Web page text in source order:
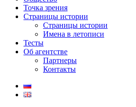
Точка зрения
Страницы истории
Страницы истории
Имена в летописи
Тесты
Об агентстве
Партнеры
Контакты